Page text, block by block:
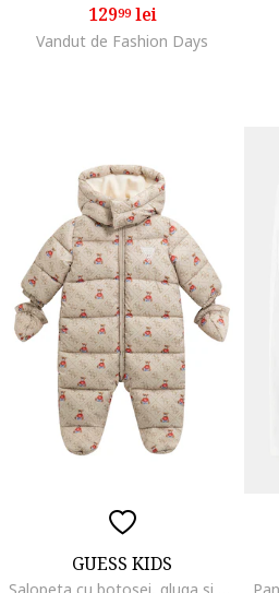
12999lei
Vandut de Fashion Days
GUESS KIDS